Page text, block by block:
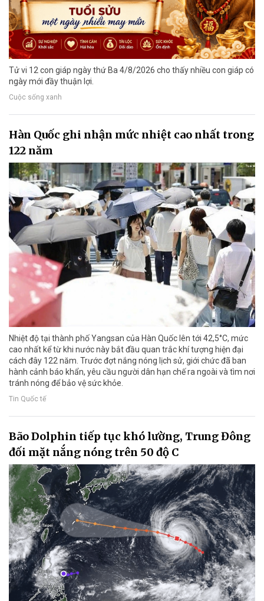
Tử vi 12 con giáp ngày thứ Ba 4/8/2026 cho thấy nhiều con giáp có
ngày mới đầy thuận lợi.
Cuộc sống xanh
Hàn Quốc ghi nhận mức nhiệt cao nhất trong
122 năm
Nhiệt độ tại thành phố Yangsan của Hàn Quốc lên tới 42,5°C, mức
cao nhất kể từ khi nước này bắt đầu quan trắc khí tượng hiện đại
cách đây 122 năm. Trước đợt nắng nóng lịch sử, giới chức đã ban
hành cảnh báo khẩn, yêu cầu người dân hạn chế ra ngoài và tìm nơi
tránh nóng để bảo vệ sức khỏe.
Tin Quốc tế
Bão Dolphin tiếp tục khó lường, Trung Đông
đối mặt nắng nóng trên 50 độ C